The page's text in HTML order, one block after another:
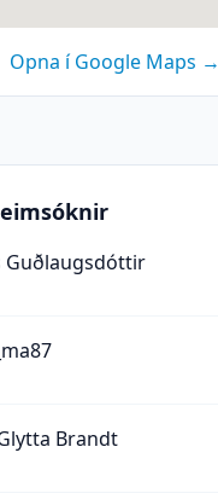
Opna í Google Maps →
Guðlaugsdóttir
Brandt